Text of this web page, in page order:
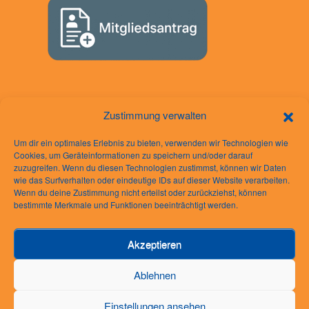
Zustimmung verwalten
Um dir ein optimales Erlebnis zu bieten, verwenden wir Technologien wie
Cookies, um Geräteinformationen zu speichern und/oder darauf
zuzugreifen. Wenn du diesen Technologien zustimmst, können wir Daten
wie das Surfverhalten oder eindeutige IDs auf dieser Website verarbeiten.
Wenn du deine Zustimmung nicht erteilst oder zurückziehst, können
bestimmte Merkmale und Funktionen beeinträchtigt werden.
Akzeptieren
Ablehnen
Einstellungen ansehen
Rechtliches
Impressum
Datenschutzerklärung
Cookie-Richtlinie (EU)